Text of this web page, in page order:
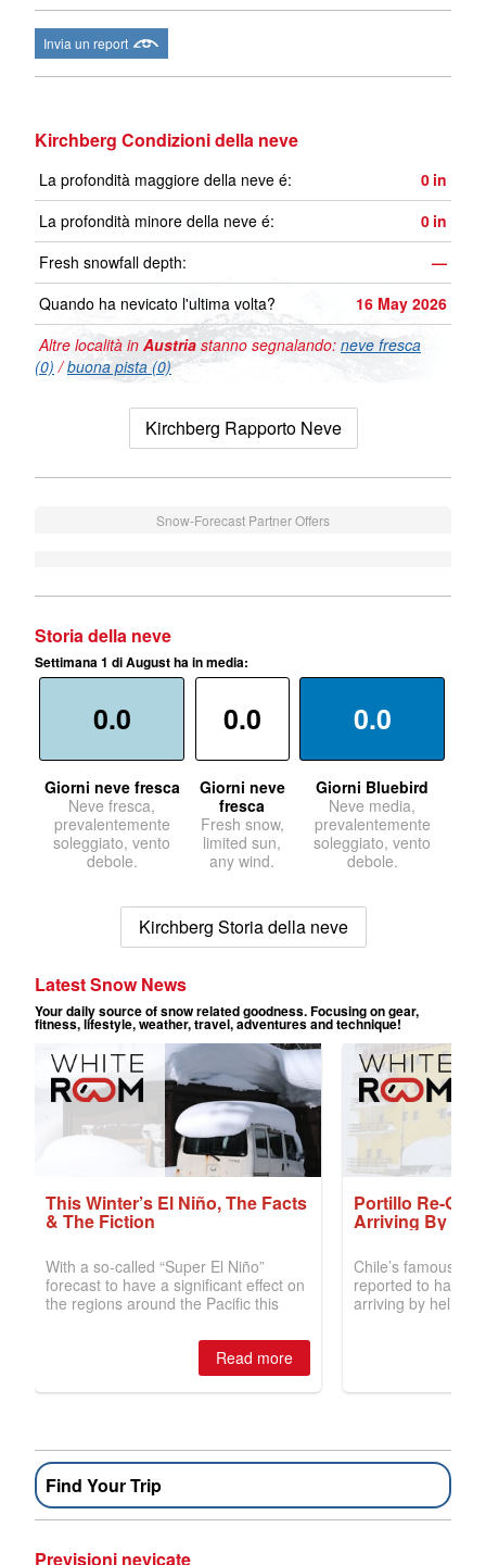
Invia un report
Kirchberg Condizioni della neve
La profondità maggiore della neve é: 0 in
La profondità minore della neve é:
0 in
Fresh snowfall depth:
—
Quando ha nevicato l'ultima volta?
16 May 2026
Altre località in Austria stanno segnalando: neve fresca
(0) /buona pista (0)
Kirchberg Rapporto Neve
Snow-Forecast Partner Offers
Storia della neve
Settimana 1 di August ha in media:
0.0
Giorni neve fresca
Neve fresca,
prevalentemente
soleggiato, vento
debole.
0.0
Giorni neve
fresca
Fresh snow,
limited sun,
any wind.
0.0
Giorni Bluebird
Neve media,
prevalentemente
soleggiato, vento
debole.
Kirchberg Storia della neve
Find Your Trip
Previsioni nevicate